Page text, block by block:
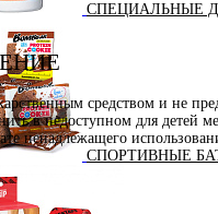
СПЕЦИАЛЬНЫЕ
СПОРТИВНЫЕ
средством и не
в недоступном для детей
ненадлежащего